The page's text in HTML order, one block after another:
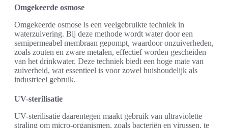
Omgekeerde osmose
Omgekeerde osmose is een veelgebruikte techniek in
waterzuivering. Bij deze methode wordt water door een
semipermeabel membraan gepompt, waardoor onzuiverheden,
zoals zouten en zware metalen, effectief worden gescheiden
van het drinkwater. Deze techniek biedt een hoge mate van
zuiverheid, wat essentieel is voor zowel huishoudelijk als
industrieel gebruik.
UV-sterilisatie
UV-sterilisatie daarentegen maakt gebruik van ultraviolette
straling om micro-organismen, zoals bacteriën en virussen, te